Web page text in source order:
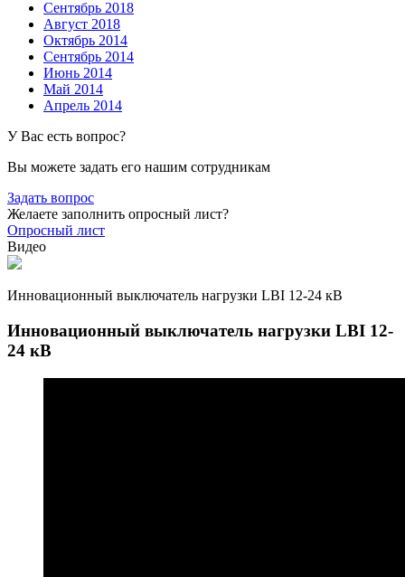
Сентябрь 2018
Август 2018
Октябрь 2014
Сентябрь 2014
Июнь 2014
Май 2014
Апрель 2014
У Вас есть вопрос?
Вы можете задать его нашим сотрудникам
Задать вопрос
Желаете заполнить опросный лист?
Опросный лист
Видео
Инновационный выключатель нагрузки LBI 12-24 кВ
Инновационный выключатель нагрузки LBI 12-
24 кВ